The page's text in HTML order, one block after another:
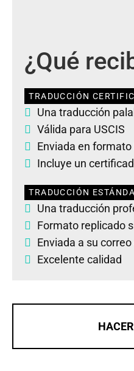
¿Qué
TRADUCCIÓN
Una traducción
Válida para USCIS
Enviada en formato
Incluye un
TRADUCCIÓN
Una traducción
Formato replicado
Enviada a su
Excelente calidad